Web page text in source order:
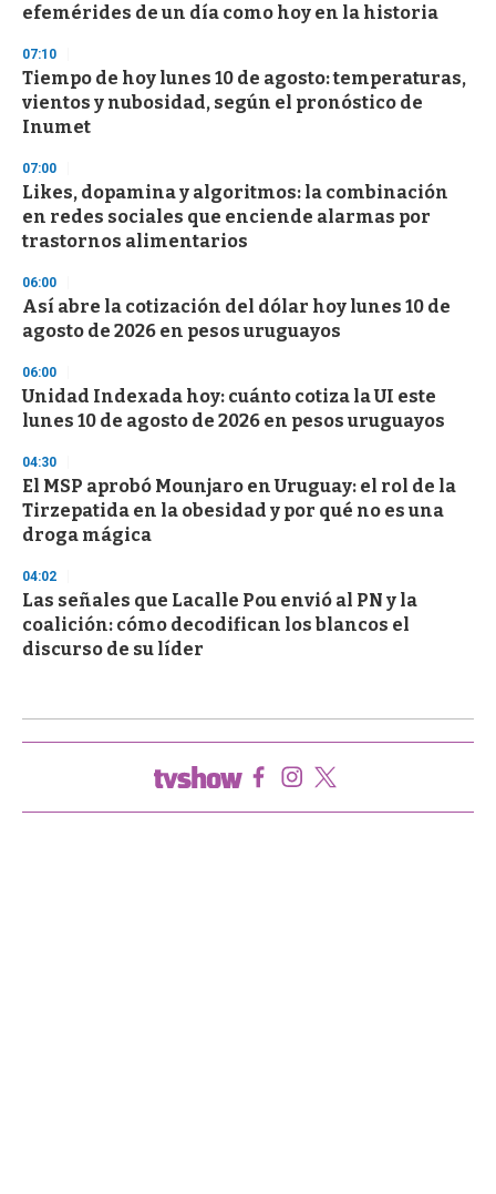
o
d
s
efemérides de un día como hoy en la historia
07:10
Tiempo de hoy lunes 10 de agosto: temperaturas,
vientos y nubosidad, según el pronóstico de
Inumet
07:00
Likes, dopamina y algoritmos: la combinación
en redes sociales que enciende alarmas por
trastornos alimentarios
06:00
Así abre la cotización del dólar hoy lunes 10 de
agosto de 2026 en pesos uruguayos
06:00
Unidad Indexada hoy: cuánto cotiza la UI este
lunes 10 de agosto de 2026 en pesos uruguayos
04:30
El MSP aprobó Mounjaro en Uruguay: el rol de la
Tirzepatida en la obesidad y por qué no es una
droga mágica
04:02
Las señales que Lacalle Pou envió al PN y la
coalición: cómo decodifican los blancos el
discurso de su líder